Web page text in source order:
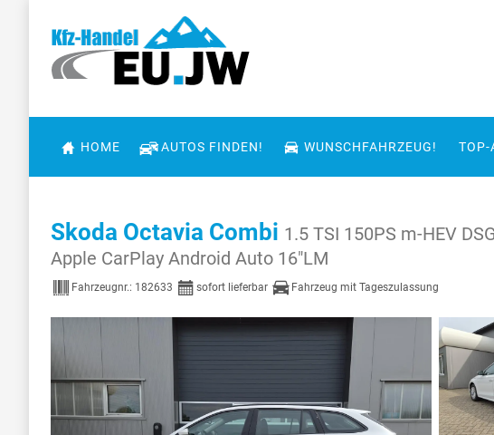
HOME AUTOS FINDEN! WUNSCHFAHRZEUG! TOP-
Skoda Octavia Combi 1.5 TSI 150PS m-HEV
Apple CarPlay Android Auto 16"LM
Fahrzeugnr.: 182633 sofort lieferbar Fahrzeug mit Tageszulassung